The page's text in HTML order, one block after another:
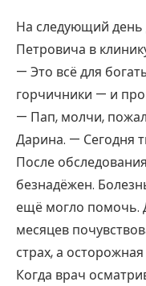
На следующий день
Петровича в
— Это всё для
горчичники — и
— Пап, молчи,
Дарина. — Сегодня
После
безнадёжен.
ещё могло помочь.
месяцев
страх, а
Когда врач